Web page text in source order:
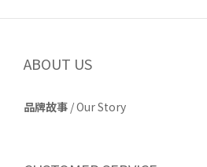
ABOUT US
品牌故事 /Our Story